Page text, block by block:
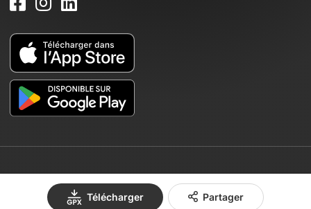
Télécharger Partager
© 2026 OpenRunner - Version 7.31.3